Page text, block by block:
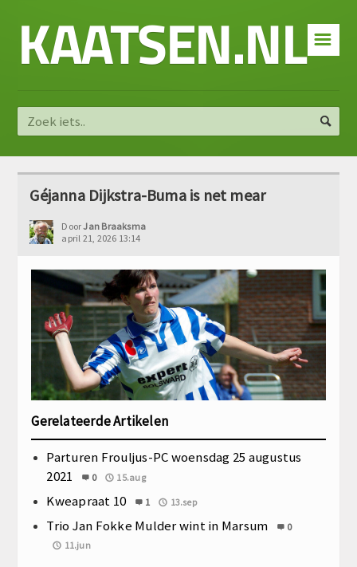
☰
KAATSEN.NL
Géjanna Dijkstra-Buma is net mear
DoorJan Braaksma
april 21, 2026 13:14
Gerelateerde Artikelen
Parturen Frouljus-PC woensdag 25 augustus
2021
0 15.aug
Kweapraat 10 1 13.sep
Trio Jan Fokke Mulder wint in Marsum
0
11.jun